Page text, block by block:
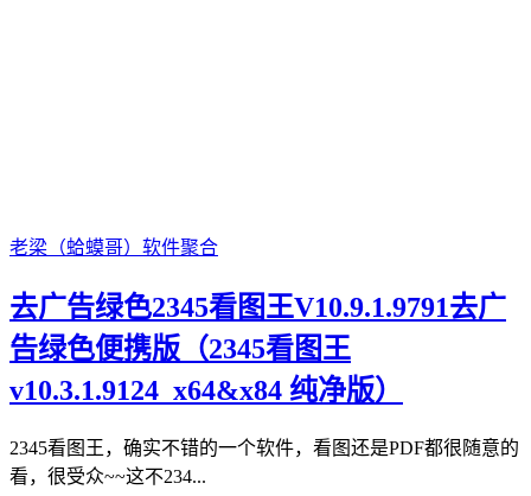
老梁（蛤蟆哥） 软件聚合
去广告绿色2345看图王V10.9.1.9791去广
告绿色便携版（2345看图王
v10.3.1.9124_x64&x84 纯净版）
2345看图王，确实不错的一个软件，看图还是PDF都很随意的
看，很受众~~这不234...